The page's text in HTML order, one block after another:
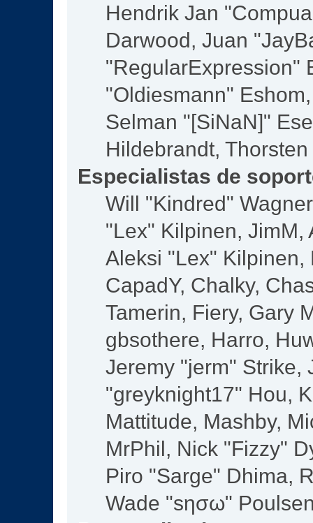
Hendrik Jan
Darwood, Juan
"RegularExpression"
"Oldiesmann"
Selman "[SiNaN]"
Hildebrandt,
Especialistas de
Will "Kindred"
"Lex" Kilpinen, JimM,
Aleksi "Lex" Kilpinen,
CapadY, Chalky,
Tamerin, Fiery, Gary
gbsothere, Harro,
Jeremy "jerm" Strike,
"greyknight17" Hou,
Mattitude, Mashby,
MrPhil, Nick "Fizzy"
Piro "Sarge" Dhima,
Wade "sησω"